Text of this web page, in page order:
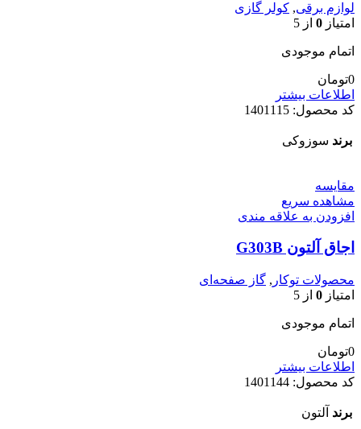
لوازم برقی, کولر گازی
امتیاز 0 از 5
اتمام موجودی
0تومان
اطلاعات بیشتر
کد محصول: 1401115
برند سوزوکی
مقایسه
مشاهده سریع
افزودن به علاقه مندی
اجاق آلتون G303B
محصولات توکار , گاز صفحه‌ای
امتیاز 0 از 5
اتمام موجودی
0تومان
اطلاعات بیشتر
کد محصول: 1401144
برند آلتون